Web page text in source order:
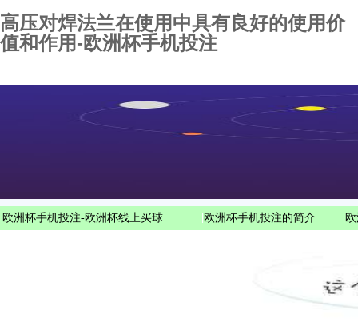
高压对焊法兰在使用中具有良好的使用价
值和作用-欧洲杯手机投注
欧洲杯手机投注-欧洲杯线上买球 欧洲杯手机投注的简介